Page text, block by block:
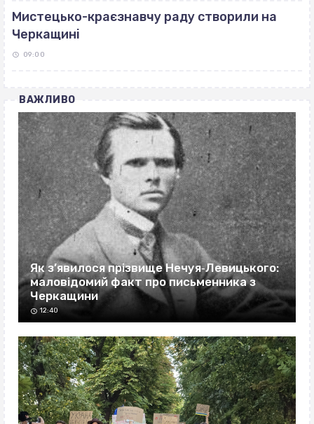
Мистецько-краєзнавчу раду створили на
Черкащині
09:00
ВАЖЛИВО
Як з’явилося прізвище Нечуя‐Левицького:
маловідомий факт про письменника з
Черкащини
12:40